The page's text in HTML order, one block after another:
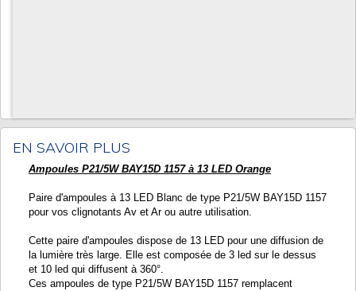
EN SAVOIR PLUS
Ampoules P21/5W BAY15D 1157 à 13 LED Orange
Paire d'ampoules à 13 LED Blanc de type P21/5W BAY15D 1157
pour vos clignotants Av et Ar ou autre utilisation.
Cette paire d'ampoules dispose de 13 LED pour une diffusion de
la lumière très large. Elle est composée de 3 led sur le dessus
et 10 led qui diffusent à 360°.
Ces ampoules de type P21/5W BAY15D 1157 remplacent